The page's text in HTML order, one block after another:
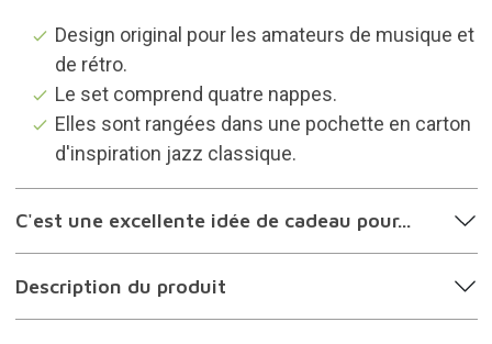
Design original pour les amateurs de musique et
de rétro.
Le set comprend quatre nappes.
Elles sont rangées dans une pochette en carton
d'inspiration jazz classique.
C'est une excellente idée de cadeau pour...
Description du produit